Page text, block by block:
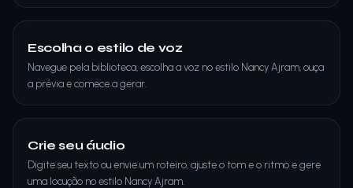
Escolha o estilo de voz
Navegue pela biblioteca, escolha a voz no estilo Nancy Ajram, ouça
a prévia e comece a gerar.
Crie seu áudio
Digite seu texto ou envie um roteiro, ajuste o tom e o ritmo e gere
uma locução no estilo Nancy Ajram.